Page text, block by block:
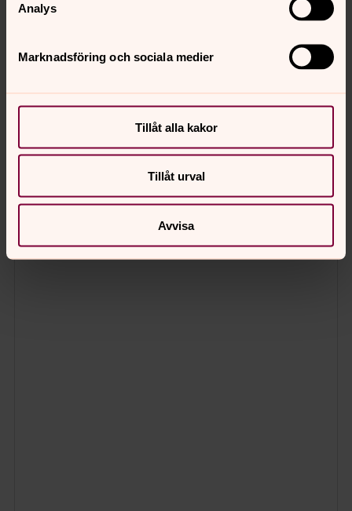
Analys
Marknadsföring och sociala medier
Tillåt alla kakor
Tillåt urval
Avvisa